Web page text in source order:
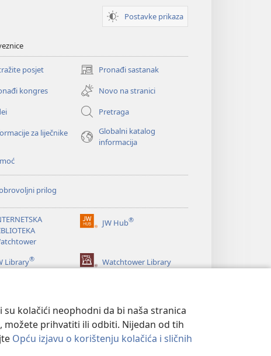
kolačići neophodni da bi naša stranica
možete prihvatiti ili odbiti. Nijedan od tih
Opću izjavu o korištenju kolačića i sličnih
Postavke prikaza
posjet Pronađi sastanak
(otvara
se
novi
prozor)
kongres
Novo na stranici
Pretraga
za liječnike
Globalni katalog
informacija
prilog
JW Hub®
(otvara
prozor)
Library® Watchtower Library